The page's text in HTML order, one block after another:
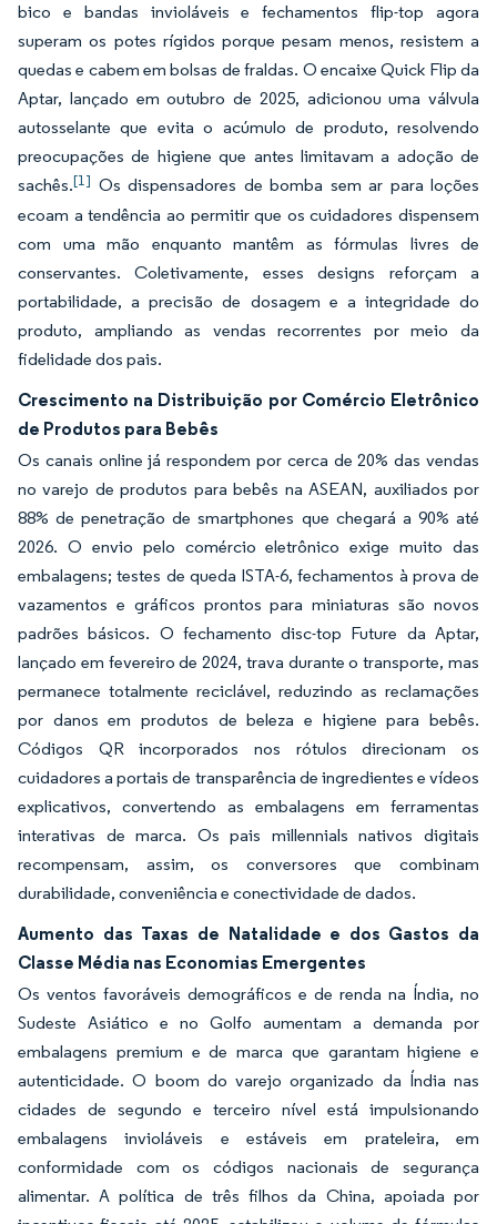
bico e bandas invioláveis e fechamentos flip-top agora
superam os potes rígidos porque pesam menos, resistem a
quedas e cabem em bolsas de fraldas. O encaixe Quick Flip da
Aptar, lançado em outubro de 2025, adicionou uma válvula
autosselante que evita o acúmulo de produto, resolvendo
preocupações de higiene que antes limitavam a adoção de
sachês.[1] Os dispensadores de bomba sem ar para loções
ecoam a tendência ao permitir que os cuidadores dispensem
com uma mão enquanto mantêm as fórmulas livres de
conservantes. Coletivamente, esses designs reforçam a
portabilidade, a precisão de dosagem e a integridade do
produto, ampliando as vendas recorrentes por meio da
fidelidade dos pais.
Crescimento na Distribuição por Comércio Eletrônico
de Produtos para Bebês
Os canais online já respondem por cerca de 20% das vendas
no varejo de produtos para bebês na ASEAN, auxiliados por
88% de penetração de smartphones que chegará a 90% até
2026. O envio pelo comércio eletrônico exige muito das
embalagens; testes de queda ISTA-6, fechamentos à prova de
vazamentos e gráficos prontos para miniaturas são novos
padrões básicos. O fechamento disc-top Future da Aptar,
lançado em fevereiro de 2024, trava durante o transporte, mas
permanece totalmente reciclável, reduzindo as reclamações
por danos em produtos de beleza e higiene para bebês.
Códigos QR incorporados nos rótulos direcionam os
cuidadores a portais de transparência de ingredientes e vídeos
explicativos, convertendo as embalagens em ferramentas
interativas de marca. Os pais millennials nativos digitais
recompensam, assim, os conversores que combinam
durabilidade, conveniência e conectividade de dados.
Aumento das Taxas de Natalidade e dos Gastos da
Classe Média nas Economias Emergentes
Os ventos favoráveis demográficos e de renda na Índia, no
Sudeste Asiático e no Golfo aumentam a demanda por
embalagens premium e de marca que garantam higiene e
autenticidade. O boom do varejo organizado da Índia nas
cidades de segundo e terceiro nível está impulsionando
embalagens invioláveis e estáveis em prateleira, em
conformidade com os códigos nacionais de segurança
alimentar. A política de três filhos da China, apoiada por